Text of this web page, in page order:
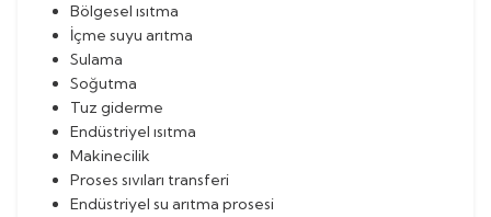
Bölgesel ısıtma
İçme suyu arıtma
Sulama
Soğutma
Tuz giderme
Endüstriyel ısıtma
Makinecilik
Proses sıvıları transferi
Endüstriyel su arıtma prosesi